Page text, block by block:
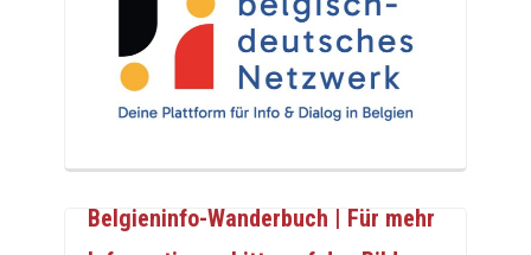
Belgieninfo-Wanderbuch | Für mehr